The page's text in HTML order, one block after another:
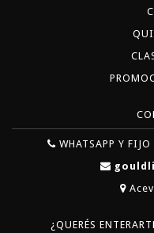
WHATSAPP Y
¿QUERÉS